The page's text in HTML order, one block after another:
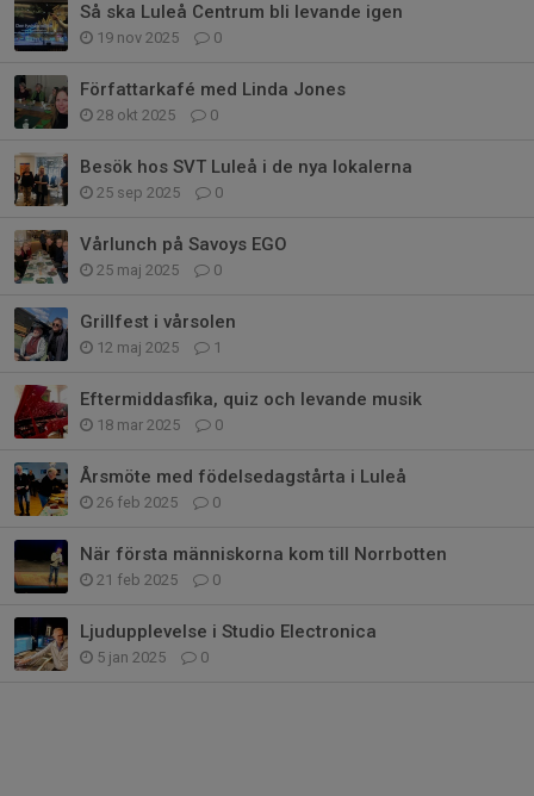
Så ska Luleå Centrum bli levande igen
19 nov 2025 0
Författarkafé med Linda Jones
28 okt 2025 0
Besök hos SVT Luleå i de nya lokalerna
25 sep 2025 0
Vårlunch på Savoys EGO
25 maj 2025 0
Grillfest i vårsolen
12 maj 2025 1
Eftermiddasfika, quiz och levande musik
18 mar 2025 0
Årsmöte med födelsedagstårta i Luleå
26 feb 2025 0
När första människorna kom till Norrbotten
21 feb 2025 0
Ljudupplevelse i Studio Electronica
5 jan 2025 0